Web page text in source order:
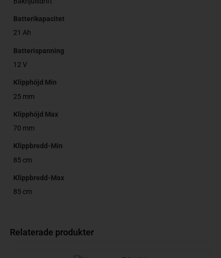
Batterikapacitet
21 Ah
Batterispanning
12 V
Klipphöjd Min
25 mm
Klipphöjd Max
70 mm
Klippbredd-Min
85 cm
Klippbredd-Max
85 cm
Relaterade produkter